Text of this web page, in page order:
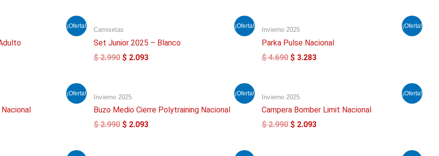
¡Oferta! ¡Oferta!
Camisetas
Set Junior 2025 – Blanco
$2.990
precio
original
era:
$ 2.990.
$ 2.093
actual
$ 2.093.
¡Oferta!
Invierno 2025
Parka Pulse Nacional
$4.690
precio
original
era:
$ 4.690.
$ 3.283
actual
$ 3.283.
¡Oferta! ¡Oferta!
Invierno 2025
Buzo Medio Cierre Polytraining Nacional
$2.990
precio
original
era:
$ 2.990.
$ 2.093
actual
$ 2.093.
¡Oferta!
Invierno 2025
Campera Bomber Limit Nacional
$2.990
precio
original
era:
$ 2.990.
$ 2.093
actual
$ 2.093.